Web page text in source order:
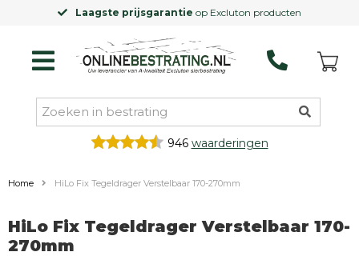
Laagste prijsgarantie op Excluton producten
946 waarderingen
Home HiLo Fix Tegeldrager Verstelbaar 170-270mm
HiLo Fix Tegeldrager Verstelbaar 170-
270mm